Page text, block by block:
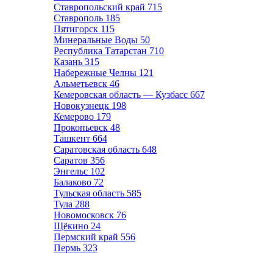
Ставропольский край 715
Ставрополь 185
Пятигорск 115
Минеральные Воды 50
Республика Татарстан 710
Казань 315
Набережные Челны 121
Альметьевск 46
Кемеровская область — Кузбасс 667
Новокузнецк 198
Кемерово 179
Прокопьевск 48
Ташкент 664
Саратовская область 648
Саратов 356
Энгельс 102
Балаково 72
Тульская область 585
Тула 288
Новомосковск 76
Щёкино 24
Пермский край 556
Пермь 323